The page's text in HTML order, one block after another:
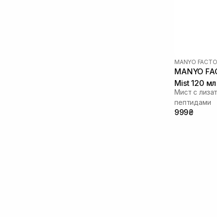
MANYO
MANYO
Mist 120 мл
Мист с
пептидами
999₴